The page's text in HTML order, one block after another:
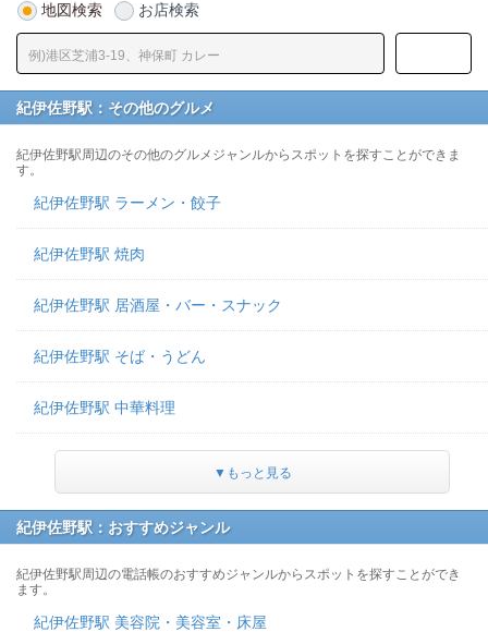
地図検索 お店検索
紀伊佐野駅：その他のグルメ
紀伊佐野駅周辺のその他のグルメジャンルからスポットを探すことができま
す。
紀伊佐野駅 ラーメン・餃子
紀伊佐野駅 焼肉
紀伊佐野駅 居酒屋・バー・スナック
紀伊佐野駅 そば・うどん
紀伊佐野駅 中華料理
▼もっと見る
紀伊佐野駅：おすすめジャンル
紀伊佐野駅周辺の電話帳のおすすめジャンルからスポットを探すことができ
ます。
紀伊佐野駅 美容院・美容室・床屋